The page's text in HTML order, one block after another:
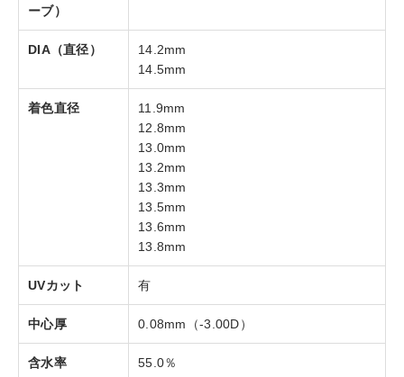
ーブ）
DIA（直径）
14.2mm
14.5mm
着色直径
11.9mm
12.8mm
13.0mm
13.2mm
13.3mm
13.5mm
13.6mm
13.8mm
UVカット 有
中心厚 0.08mm（-3.00D）
含水率 55.0％